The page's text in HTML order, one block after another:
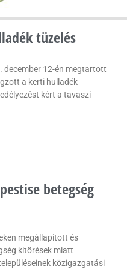
tüzelés
december 12-én megtartott
a kerti hulladék
kért a tavaszi
betegség
megállapított és
kitörések miatt
közigazgatási